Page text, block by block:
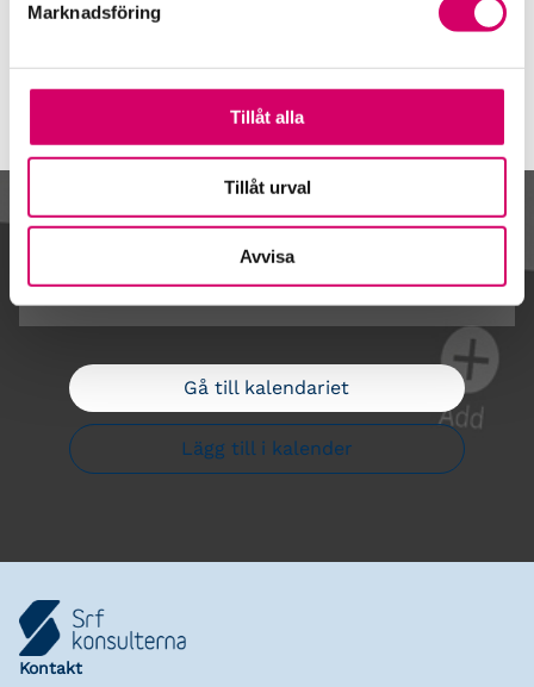
Marknadsföring
Tillåt alla
Tillåt urval
Avvisa
www.viredo.se
Kalendarium
Gå till kalendariet
Lägg till i kalender
Kontakt